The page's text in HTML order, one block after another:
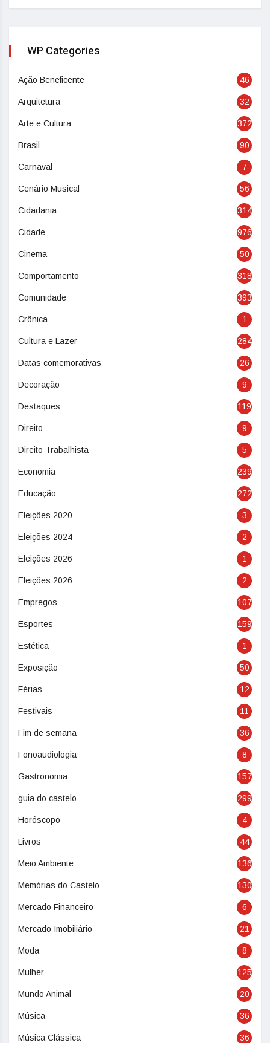
WP Categories
Ação Beneficente 46
Arquitetura 32
Arte e Cultura 372
Brasil 90
Carnaval 7
Cenário Musical 56
Cidadania 314
Cidade 976
Cinema 50
Comportamento 318
Comunidade 393
Crônica 1
Cultura e Lazer 284
Datas comemorativas 26
Decoração 9
Destaques 119
Direito 9
Direito Trabalhista 5
Economia 239
Educação 272
Eleições 2020 3
Eleições 2024 2
Eleições 2026 1
Eleições 2026 2
Empregos 107
Esportes 159
Estética 1
Exposição 50
Férias 12
Festivais 11
Fim de semana 36
Fonoaudiologia 8
Gastronomia 157
guia do castelo 299
Horóscopo 4
Livros 44
Meio Ambiente 136
Memórias do Castelo 130
Mercado Financeiro 6
Mercado Imobiliário 21
Moda 8
Mulher 125
Mundo Animal 20
Música 36
Música Clássica 36